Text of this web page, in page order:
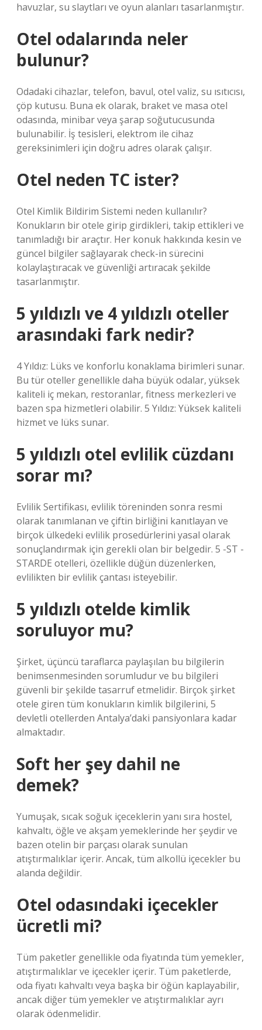
havuzlar, su slaytları ve oyun alanları tasarlanmıştır.
Otel odalarında neler
bulunur?
Odadaki cihazlar, telefon, bavul, otel valiz, su ısıtıcısı,
çöp kutusu. Buna ek olarak, braket ve masa otel
odasında, minibar veya şarap soğutucusunda
bulunabilir. İş tesisleri, elektrom ile cihaz
gereksinimleri için doğru adres olarak çalışır.
Otel neden TC ister?
Otel Kimlik Bildirim Sistemi neden kullanılır?
Konukların bir otele girip girdikleri, takip ettikleri ve
tanımladığı bir araçtır. Her konuk hakkında kesin ve
güncel bilgiler sağlayarak check-in sürecini
kolaylaştıracak ve güvenliği artıracak şekilde
tasarlanmıştır.
5 yıldızlı ve 4 yıldızlı oteller
arasındaki fark nedir?
4 Yıldız: Lüks ve konforlu konaklama birimleri sunar.
Bu tür oteller genellikle daha büyük odalar, yüksek
kaliteli iç mekan, restoranlar, fitness merkezleri ve
bazen spa hizmetleri olabilir. 5 Yıldız: Yüksek kaliteli
hizmet ve lüks sunar.
5 yıldızlı otel evlilik cüzdanı
sorar mı?
Evlilik Sertifikası, evlilik töreninden sonra resmi
olarak tanımlanan ve çiftin birliğini kanıtlayan ve
birçok ülkedeki evlilik prosedürlerini yasal olarak
sonuçlandırmak için gerekli olan bir belgedir. 5 -ST -
STARDE otelleri, özellikle düğün düzenlerken,
evlilikten bir evlilik çantası isteyebilir.
5 yıldızlı otelde kimlik
soruluyor mu?
Şirket, üçüncü taraflarca paylaşılan bu bilgilerin
benimsenmesinden sorumludur ve bu bilgileri
güvenli bir şekilde tasarruf etmelidir. Birçok şirket
otele giren tüm konukların kimlik bilgilerini, 5
devletli otellerden Antalya’daki pansiyonlara kadar
almaktadır.
Soft her şey dahil ne
demek?
Yumuşak, sıcak soğuk içeceklerin yanı sıra hostel,
kahvaltı, öğle ve akşam yemeklerinde her şeydir ve
bazen otelin bir parçası olarak sunulan
atıştırmalıklar içerir. Ancak, tüm alkollü içecekler bu
alanda değildir.
Otel odasındaki içecekler
ücretli mi?
Tüm paketler genellikle oda fiyatında tüm yemekler,
atıştırmalıklar ve içecekler içerir. Tüm paketlerde,
oda fiyatı kahvaltı veya başka bir öğün kaplayabilir,
ancak diğer tüm yemekler ve atıştırmalıklar ayrı
olarak ödenmelidir.